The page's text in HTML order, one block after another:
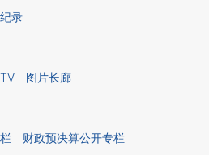
录
图片长廊
财政预决算公开专栏